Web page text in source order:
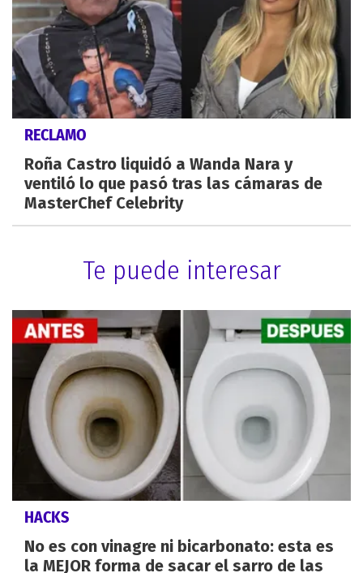
RECLAMO
Roña Castro liquidó a Wanda Nara y
ventiló lo que pasó tras las cámaras de
MasterChef Celebrity
Te puede interesar
HACKS
No es con vinagre ni bicarbonato: esta es
la MEJOR forma de sacar el sarro de las